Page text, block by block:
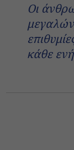
Οι
κάθε